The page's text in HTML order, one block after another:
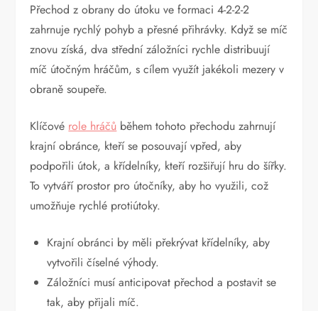
Přechod z obrany do útoku ve formaci 4-2-2-2
zahrnuje rychlý pohyb a přesné přihrávky. Když se míč
znovu získá, dva střední záložníci rychle distribuují
míč útočným hráčům, s cílem využít jakékoli mezery v
obraně soupeře.
Klíčové role hráčů během tohoto přechodu zahrnují
krajní obránce, kteří se posouvají vpřed, aby
podpořili útok, a křídelníky, kteří rozšiřují hru do šířky.
To vytváří prostor pro útočníky, aby ho využili, což
umožňuje rychlé protiútoky.
Krajní obránci by měli překrývat křídelníky, aby
vytvořili číselné výhody.
Záložníci musí anticipovat přechod a postavit se
tak, aby přijali míč.